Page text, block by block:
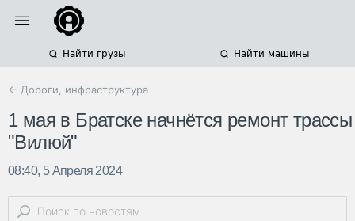
Найти грузы Найти машины
← Дороги, инфраструктура
1 мая в Братске начнётся ремонт трассы
"Вилюй"
08:40, 5 Апреля 2024